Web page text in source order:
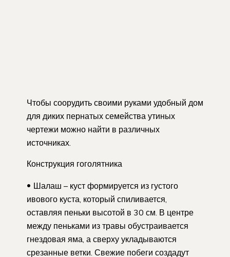
Чтобы соорудить своими руками удобный дом
для диких пернатых семейства утиных
чертежи можно найти в различных
источниках.
Конструкция гоголятника
Шалаш – куст формируется из густого
ивового куста, который спиливается,
оставляя пеньки высотой в 30 см. В центре
между пеньками из травы обустраивается
гнездовая яма, а сверху укладываются
срезанные ветки. Свежие побеги создадут